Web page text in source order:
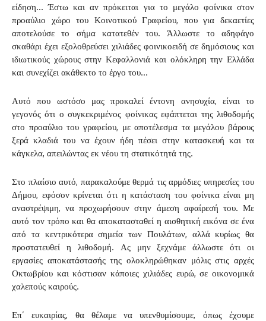
είδηση… Έστω και αν πρόκειται για το μεγάλο φοίνικα στον
προαύλιο χώρο του Κοινοτικού Γραφείου, που για δεκαετίες
αποτελούσε το σήμα κατατεθέν του. Άλλωστε το αδηφάγο
σκαθάρι έχει εξολοθρεύσει χιλιάδες φοινικοειδή σε δημόσιους και
ιδιωτικούς χώρους στην Κεφαλλονιά και ολόκληρη την Ελλάδα
και συνεχίζει ακάθεκτο το έργο του…
Αυτό που ωστόσο μας προκαλεί έντονη ανησυχία, είναι το
γεγονός ότι ο συγκεκριμένος φοίνικας εφάπτεται της λιθοδομής
στο προαύλιο του γραφείου, με αποτέλεσμα τα μεγάλου βάρους
ξερά κλαδιά του να έχουν ήδη πέσει στην κατασκευή και τα
κάγκελα, απειλώντας εκ νέου τη στατικότητά της.
Στο πλαίσιο αυτό, παρακαλούμε θερμά τις αρμόδιες υπηρεσίες του
Δήμου, εφόσον κρίνεται ότι η κατάσταση του φοίνικα είναι μη
αναστρέψιμη, να προχωρήσουν στην άμεση αφαίρεσή του. Με
αυτό τον τρόπο και θα αποκατασταθεί η αισθητική εικόνα σε ένα
από τα κεντρικότερα σημεία των Πουλάτων, αλλά κυρίως θα
προστατευθεί η λιθοδομή. Ας μην ξεχνάμε άλλωστε ότι οι
εργασίες αποκατάστασής της ολοκληρώθηκαν μόλις στις αρχές
Οκτωβρίου και κόστισαν κάποιες χιλιάδες ευρώ, σε οικονομικά
χαλεπούς καιρούς.
Επ’ ευκαιρίας, θα θέλαμε να υπενθυμίσουμε, όπως έχουμε